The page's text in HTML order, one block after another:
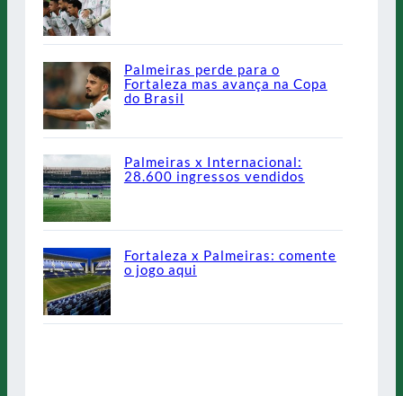
Palmeiras perde para o
Fortaleza mas avança na Copa
do Brasil
Palmeiras x Internacional:
28.600 ingressos vendidos
Fortaleza x Palmeiras: comente
o jogo aqui